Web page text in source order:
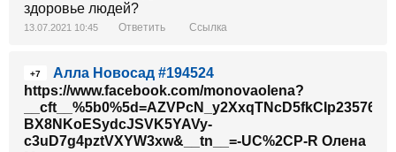
Криміналітету срати на страждання пацієнтів
а бандоси з баблом від чорного ринку.
Тому і забивають законопроект ще на стадії першого
читання.
Такіє дєла, всрата підкуплена криміналом ватка.
здоровье людей?
13.07.2021 10:45 Ответить Ссылка
+7
Алла Новосад #194524
https://www.facebook.com/monovaolena?
BX8NKoESydcJSVK5YAVy-
c3uD7g4pztVXYW3xw&__tn__=-UC%2CP-R Олена